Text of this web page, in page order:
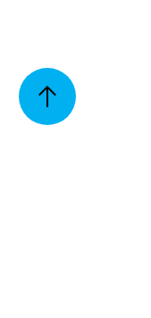
Zurück